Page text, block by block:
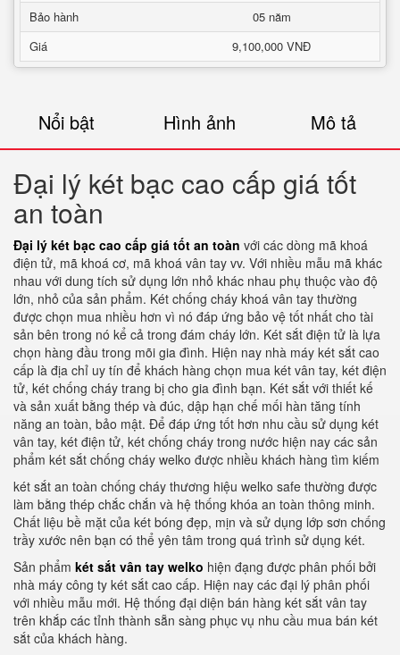
Bảo hành
05 năm
Giá
9,100,000 VNĐ
Nổi bật Hình ảnh Mô tả
Đại lý két bạc cao cấp giá tốt
an toàn
Đại lý két bạc cao cấp giá tốt an toàn với các dòng mã khoá
điện tử, mã khoá cơ, mã khoá vân tay vv. Với nhiều mẫu mã khác
nhau với dung tích sử dụng lớn nhỏ khác nhau phụ thuộc vào độ
lớn, nhỏ của sản phẩm. Két chống cháy khoá vân tay thường
được chọn mua nhiều hơn vì nó đáp ứng bảo vệ tốt nhất cho tài
sản bên trong nó kể cả trong đám cháy lớn. Két sắt điện tử là lựa
chọn hàng đầu trong mõi gia đình. Hiện nay nhà máy két sắt cao
cấp là địa chỉ uy tín để khách hàng chọn mua két vân tay, két điện
tử, két chống cháy trang bị cho gia đình bạn. Két sắt với thiết kế
và sản xuất bằng thép và đúc, dập hạn chế mối hàn tăng tính
năng an toàn, bảo mật. Để đáp ứng tốt hơn nhu cầu sử dụng két
vân tay, két điện tử, két chống cháy trong nước hiện nay các sản
phẩm két sắt chống cháy welko được nhiều khách hàng tìm kiếm
két sắt an toàn chống cháy thương hiệu welko safe thường được
làm bằng thép chắc chắn và hệ thống khóa an toàn thông minh.
Chất liệu bề mặt của két bóng đẹp, mịn và sử dụng lớp sơn chống
trầy xước nên bạn có thể yên tâm trong quá trình sử dụng két.
Sản phẩm két sắt vân tay welko hiện đạng được phân phối bởi
nhà máy công ty két sắt cao cấp. Hiện nay các đại lý phân phối
với nhiều mẫu mới. Hệ thống đại diện bán hàng két sắt vân tay
trên khắp các tỉnh thành sẵn sàng phục vụ nhu cầu mua bán két
sắt của khách hàng.